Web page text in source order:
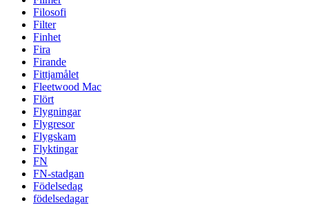
Filosofi
Filter
Finhet
Fira
Firande
Fittjamålet
Fleetwood Mac
Flört
Flygningar
Flygresor
Flygskam
Flyktingar
FN
FN-stadgan
Födelsedag
födelsedagar